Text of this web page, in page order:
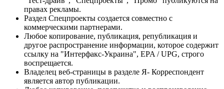
правах рекламы.
Раздел Спецпроекты создается совместно с
коммерческими партнерами.
Любое копирование, публикация, републикация и
другое распространение информации, которое содержит
ссылку на "Интерфакс-Украина", EPA / UPG, строго
воспрещается.
Владелец веб-страницы в разделе Я- Корреспондент
является автор публикации.